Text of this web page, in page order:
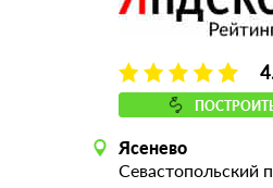
Ясенево
Севастопольский